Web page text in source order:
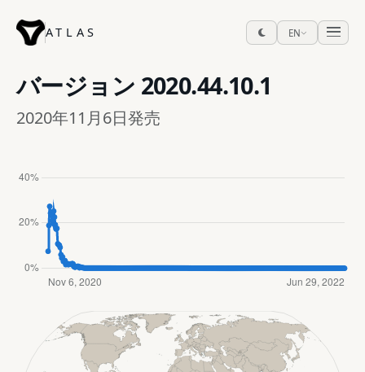
ATLAS EN
バージョン 2020.44.10.1
2020年11月6日発売